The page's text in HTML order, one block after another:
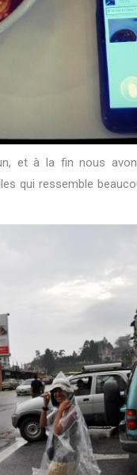
et à la fin nous
qui ressemble